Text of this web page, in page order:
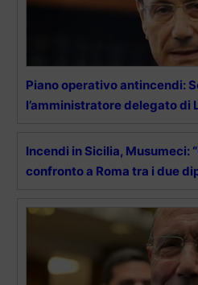
Piano operativo antincendi:
l’amministratore delegato di
Incendi in Sicilia, Musumeci:
confronto a Roma tra i due